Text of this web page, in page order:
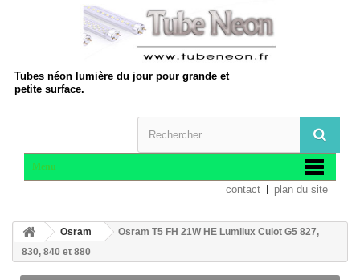
Tubes néon lumière du jour pour grande et
petite surface.
Menu
contact plan du site
Osram
Osram T5 FH 21W HE Lumilux Culot G5 827,
830, 840 et 880